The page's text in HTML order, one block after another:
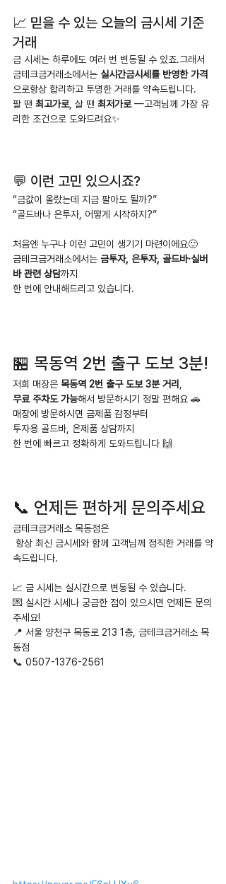
📈 믿을 수 있는 오늘의 금시세 기준
거래
금 시세는 하루에도 여러 번 변동될 수 있죠.그래서
금테크금거래소에서는 실시간금시세를 반영한 가격
으로항상 합리하고 투명한 거래를 약속드립니다.
팔 땐 최고가로, 살 땐 최저가로 —고객님께 가장 유
리한 조건으로 도와드려요✨
💬 이런 고민 있으시죠?
“금값이 올랐는데 지금 팔아도 될까?”
“골드바나 은투자, 어떻게 시작하지?”
처음엔 누구나 이런 고민이 생기기 마련이에요🙂
금테크금거래소에서는 금투자, 은투자, 골드바·실버
바 관련 상담까지
한 번에 안내해드리고 있습니다.
🏪 목동역 2번 출구 도보 3분!
저희 매장은 목동역 2번 출구 도보 3분 거리
무료 주차도 가능해서 방문하시기 정말 편해요 🚗
매장에 방문하시면 금제품 감정부터
투자용 골드바, 은제품 상담까지
한 번에 빠르고 정확하게 도와드립니다 🙌
📞 언제든 편하게 문의주세요
금테크금거래소 목동점은
속드립니다.
📈 금 시세는 실시간으로 변동될 수 있습니다.
💌 실시간 시세나 궁금한 점이 있으시면 언제든 문의
주세요!
📍 서울 양천구 목동로 213 1층, 금테크금거래소 목
동점
📞 0507-1376-2561